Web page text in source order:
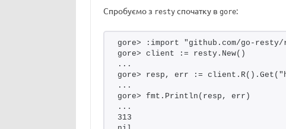
Спробуємо з restyспочатку в gore:
gore> :import "github.com/go-
gore> client := resty.New()
...
gore> resp, err :=
...
gore> fmt.Println(resp, err)
...
313